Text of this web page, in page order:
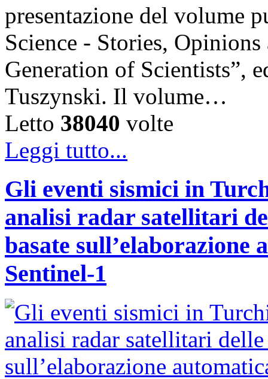
presentazione del volume
Science - Stories,
Generation of Scientists”,
Tuszynski. Il volume…
Letto 38040 volte
Leggi tutto...
Gli eventi sismici in
analisi radar satellitari
basate
Sentinel-1